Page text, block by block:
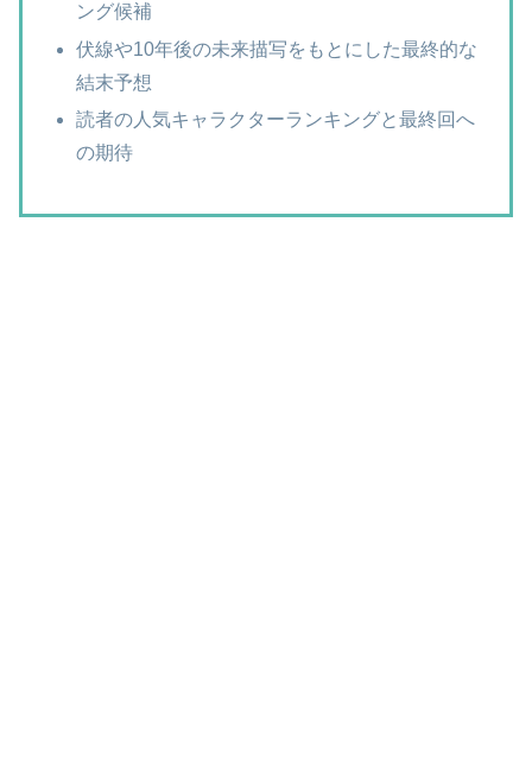
ング候補
伏線や10年後の未来描写をもとにした最終的な
結末予想
読者の人気キャラクターランキングと最終回へ
の期待